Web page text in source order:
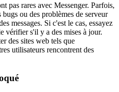
pas rares avec Messenger. Parfois,
ou des problèmes de serveur
messages. Si c'est le cas, essayez
vérifier s'il y a des mises à jour.
des sites web tels que
utilisateurs rencontrent des